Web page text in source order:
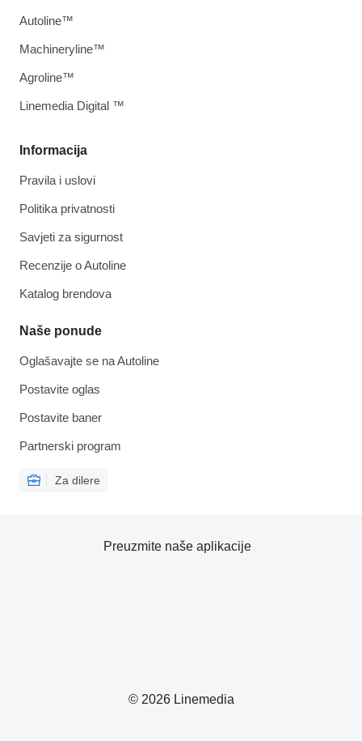
Informacija
Pravila i uslovi
Politika privatnosti
Savjeti za sigurnost
Recenzije o Autoline
Katalog brendova
Naše ponude
Oglašavajte se na Autoline
Postavite oglas
Postavite baner
Partnerski program
Za dilere
Autoline™
Machineryline™
Agroline™
Linemedia Digital ™
© 2026 Linemedia
Preuzmite naše aplikacije